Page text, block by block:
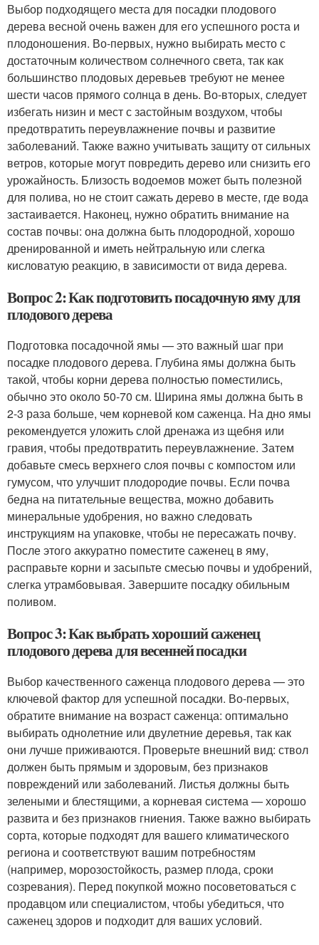
Выбор подходящего места для посадки плодового
дерева весной очень важен для его успешного роста и
плодоношения. Во-первых, нужно выбирать место с
достаточным количеством солнечного света, так как
большинство плодовых деревьев требуют не менее
шести часов прямого солнца в день. Во-вторых, следует
избегать низин и мест с застойным воздухом, чтобы
предотвратить переувлажнение почвы и развитие
заболеваний. Также важно учитывать защиту от сильных
ветров, которые могут повредить дерево или снизить его
урожайность. Близость водоемов может быть полезной
для полива, но не стоит сажать дерево в месте, где вода
застаивается. Наконец, нужно обратить внимание на
состав почвы: она должна быть плодородной, хорошо
дренированной и иметь нейтральную или слегка
кисловатую реакцию, в зависимости от вида дерева.
Вопрос 2: Как подготовить посадочную яму для
плодового дерева
Подготовка посадочной ямы — это важный шаг при
посадке плодового дерева. Глубина ямы должна быть
такой, чтобы корни дерева полностью поместились,
обычно это около 50-70 см. Ширина ямы должна быть в
2-3 раза больше, чем корневой ком саженца. На дно ямы
рекомендуется уложить слой дренажа из щебня или
гравия, чтобы предотвратить переувлажнение. Затем
добавьте смесь верхнего слоя почвы с компостом или
гумусом, что улучшит плодородие почвы. Если почва
бедна на питательные вещества, можно добавить
минеральные удобрения, но важно следовать
инструкциям на упаковке, чтобы не пересажать почву.
После этого аккуратно поместите саженец в яму,
расправьте корни и засыпьте смесью почвы и удобрений,
слегка утрамбовывая. Завершите посадку обильным
поливом.
Вопрос 3: Как выбрать хороший саженец
плодового дерева для весенней посадки
Выбор качественного саженца плодового дерева — это
ключевой фактор для успешной посадки. Во-первых,
обратите внимание на возраст саженца: оптимально
выбирать однолетние или двулетние деревья, так как
они лучше приживаются. Проверьте внешний вид: ствол
должен быть прямым и здоровым, без признаков
повреждений или заболеваний. Листья должны быть
зелеными и блестящими, а корневая система — хорошо
развита и без признаков гниения. Также важно выбирать
сорта, которые подходят для вашего климатического
региона и соответствуют вашим потребностям
(например, морозостойкость, размер плода, сроки
созревания). Перед покупкой можно посоветоваться с
продавцом или специалистом, чтобы убедиться, что
саженец здоров и подходит для ваших условий.